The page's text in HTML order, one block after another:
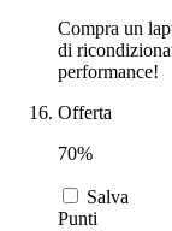
Compra un
di
performance!
Offerta
70%
Salva
Punti